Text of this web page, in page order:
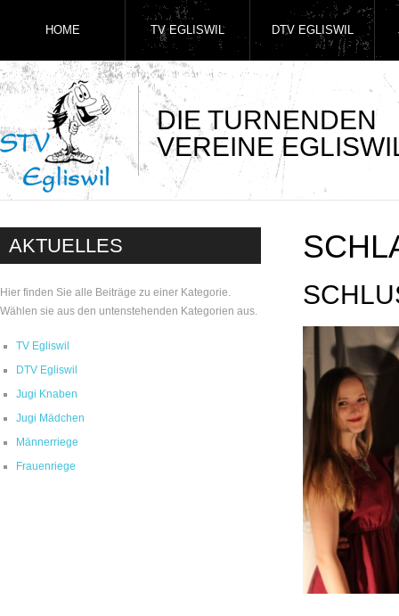
DIE TURNENDEN
VEREINE
HOME TV EGLISWIL DTV EGLISWIL
AKTUELLES
Hier finden Sie alle Beiträge zu einer Kategorie.
Wählen sie aus den untenstehenden Kategorien aus.
TV Egliswil
DTV Egliswil
Jugi Knaben
Jugi Mädchen
Männerriege
Frauenriege